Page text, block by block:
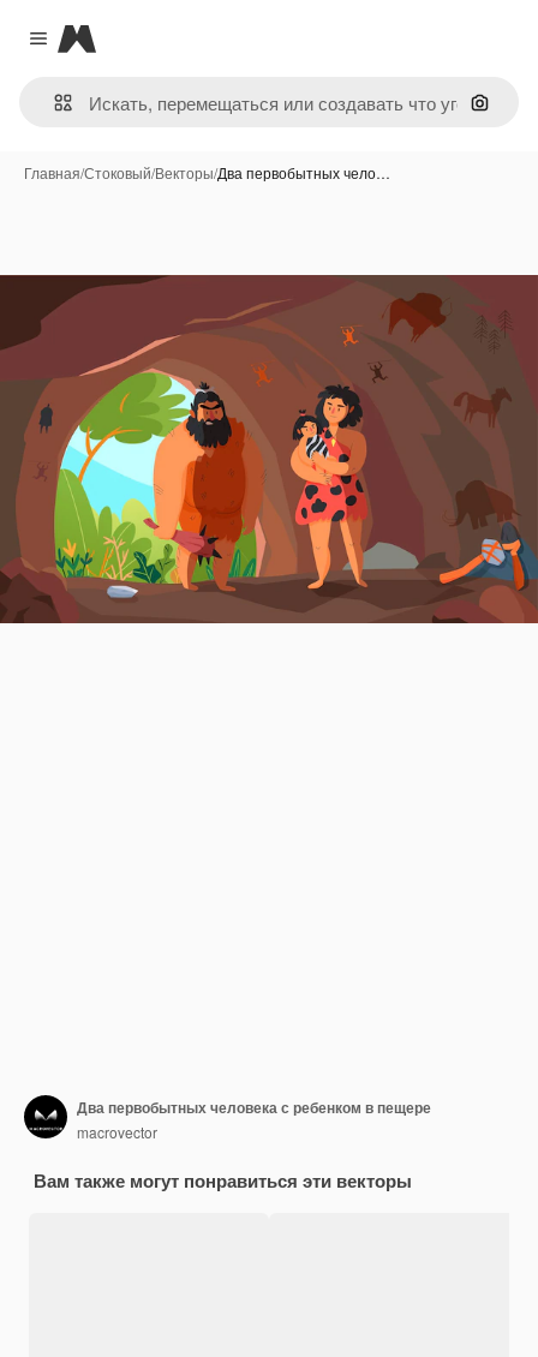
Close menu
Magnific
Поиск
Главная/Стоковый/Векторы/Два первобытных чело…
Два первобытных человека с ребенком в пещере
macrovector
Вам также могут понравиться эти векторы